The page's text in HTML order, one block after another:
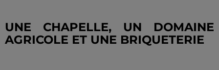
UNE CHAPELLE, UN DOMAINE
AGRICOLE ET UNE BRIQUETERIE